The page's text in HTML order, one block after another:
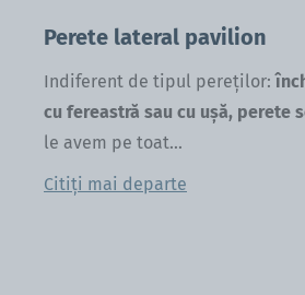
Perete lateral pavilion
Indiferent de tipul pereților:
cu fereastră sau cu ușă, perete
le avem pe toat...
Citiți mai departe